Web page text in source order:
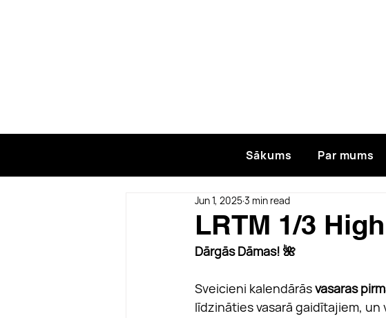
Sākums Par mums
LRTM 1/3
Jun 1, 20253 min read
Dārgās Dāmas! 🌺
Sveicieni kalendārās vasaras
līdzināties vasarā gaidītajiem,